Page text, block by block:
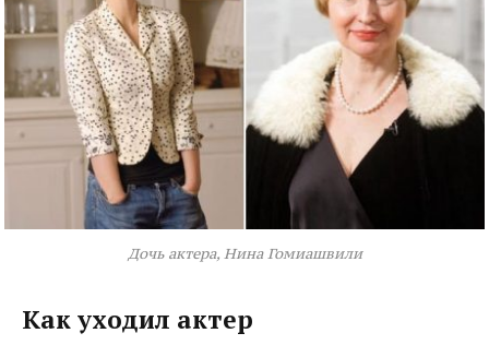
Дочь актера, Нина Гомиашвили
Как уходил актер